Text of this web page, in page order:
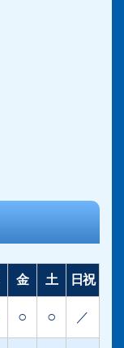
金 土 日祝
○ ○ ／